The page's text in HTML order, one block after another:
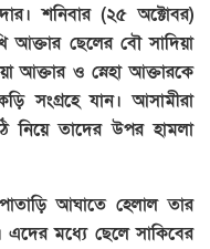
শনিবার (২৫ অক্টোবর)
আক্তার ছেলের বৌ সাদিয়া
আক্তার ও স্নেহা আক্তারকে
সংগ্রহে যান। আসামীরা
নিয়ে তাদের উপর হামলা
আঘাতে হেলাল তার
মধ্যে ছেলে সাকিবের